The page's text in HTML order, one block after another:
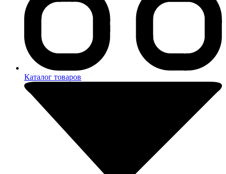
Каталог товаров